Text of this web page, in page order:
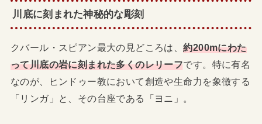
川底に刻まれた神秘的な彫刻
クバール・スピアン最大の見どころは、約200mにわた
って川底の岩に刻まれた多くのレリーフです。特に有名
なのが、ヒンドゥー教において創造や生命力を象徴する
「リンガ」と、その台座である「ヨニ」。